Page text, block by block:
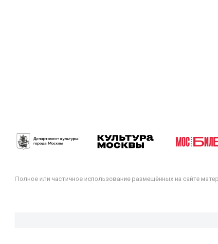
Полное или частичное использование размещённых на сайте